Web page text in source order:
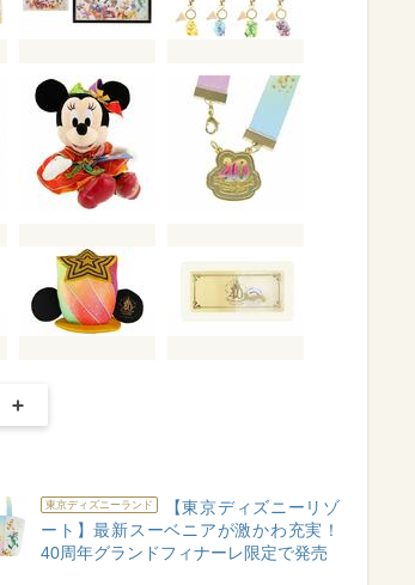
東京ディズニーランド
【東京ディズニーリゾ
ート】最新スーベニアが激かわ充実！
40周年グランドフィナーレ限定で発売